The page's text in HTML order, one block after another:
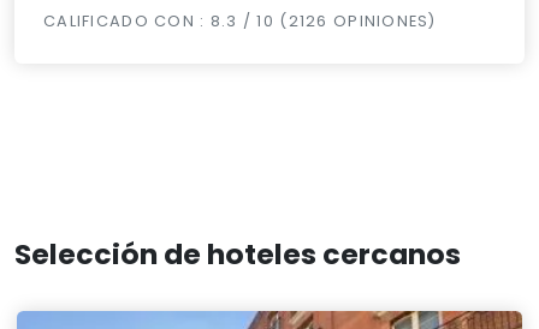
CALIFICADO CON : 8.3 / 10 (2126 OPINIONES)
Selección de hoteles cercanos